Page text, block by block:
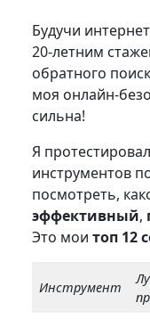
Будучи
20-летним
обратного
моя онлайн-
сильна!
Я
инструментов
посмотреть,
эффективный,
Это мои топ 12
Инструмент